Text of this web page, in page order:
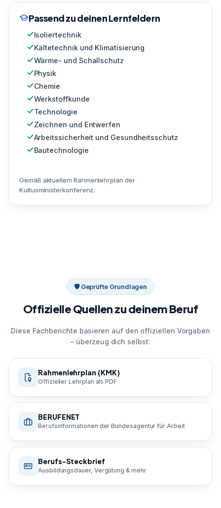
Passend zu deinen Lernfeldern
Isoliertechnik
Kältetechnik und Klimatisierung
Wärme- und Schallschutz
Physik
Chemie
Werkstoffkunde
Technologie
Zeichnen und Entwerfen
Arbeitssicherheit und Gesundheitsschutz
Bautechnologie
Gemäß aktuellem Rahmenlehrplan der
Kultusministerkonferenz.
🛡 Geprüfte Grundlagen
Offizielle Quellen zu deinem Beruf
Diese Fachberichte basieren auf den offiziellen Vorgaben
– überzeug dich selbst:
Rahmenlehrplan (KMK)
Offizieller Lehrplan als PDF
BERUFENET
Berufsinformationen der Bundesagentur für Arbeit
Berufs-Steckbrief
Ausbildungsdauer, Vergütung & mehr